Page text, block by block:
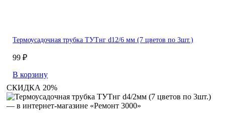
Термоусадочная трубка ТУТнг d12/6 мм (7 цветов по 3шт.)
99 ₽
В корзину
СКИДКА 20%